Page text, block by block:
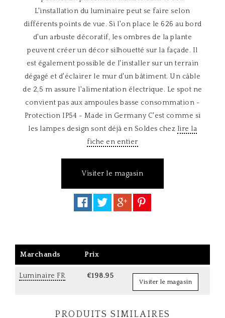
L'installation du luminaire peut se faire selon
différents points de vue. Si l'on place le 626 au bord
d'un arbuste décoratif, les ombres de la plante
peuvent créer un décor silhouetté sur la façade. Il
est également possible de l'installer sur un terrain
dégagé et d'éclairer le mur d'un bâtiment. Un câble
de 2,5 m assure l'alimentation électrique. Le spot ne
convient pas aux ampoules basse consommation -
Protection IP54 - Made in Germany C'est comme si
les lampes design sont déjà en Soldes chez lire la
fiche en entier
Visiter le magasin
Marchands Prix
Luminaire FR €198.95
Visiter le magasin
PRODUITS SIMILAIRES